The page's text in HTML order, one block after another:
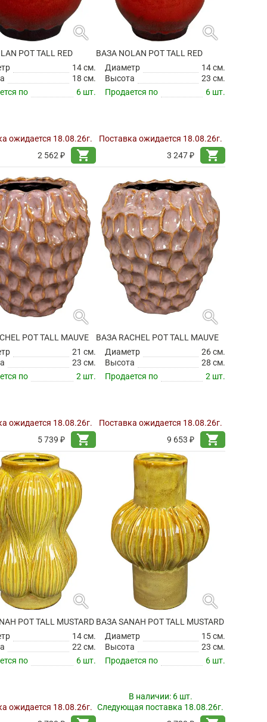
search
POT TALL RED
14 см.
18 см.
по
6 шт.
ожидается 18.08.26г.
2 562 ₽
shopping_cart
search
ВАЗА NOLAN POT TALL RED
Диаметр
14 см.
Высота
23 см.
Продается по
6 шт.
Поставка ожидается 18.08.26г.
3 247 ₽
shopping_cart
search
POT TALL MAUVE
21 см.
23 см.
по
2 шт.
ожидается 18.08.26г.
5 739 ₽
shopping_cart
search
ВАЗА RACHEL POT TALL MAUVE
Диаметр
26 см.
Высота
28 см.
Продается по
2 шт.
Поставка ожидается 18.08.26г.
9 653 ₽
shopping_cart
search
POT TALL MUSTARD
14 см.
22 см.
по
6 шт.
ожидается 18.08.26г.
search
ВАЗА SANAH POT TALL MUSTARD
Диаметр
15 см.
Высота
23 см.
Продается по
6 шт.
В наличии: 6 шт.
Следующая поставка 18.08.26г.